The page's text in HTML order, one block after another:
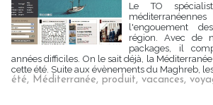
Le TO
l'engouement
région. Avec de
packages, il
années difficiles. On le sait déjà, la
cette été. Suite aux évènements du Maghreb,
été, Méditerranée, produit, vacances,